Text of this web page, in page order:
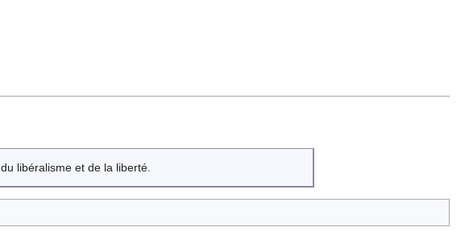
du libéralisme et de la liberté.